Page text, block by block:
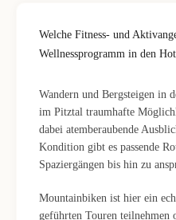
Welche Fitness- und
Wellnessprogramm in den
Wandern und Bergsteigen in
im Pitztal traumhafte
dabei atemberaubende
Kondition gibt es passende
Spaziergängen bis hin zu
Mountainbiken ist hier ein
geführten Touren teilnehmen